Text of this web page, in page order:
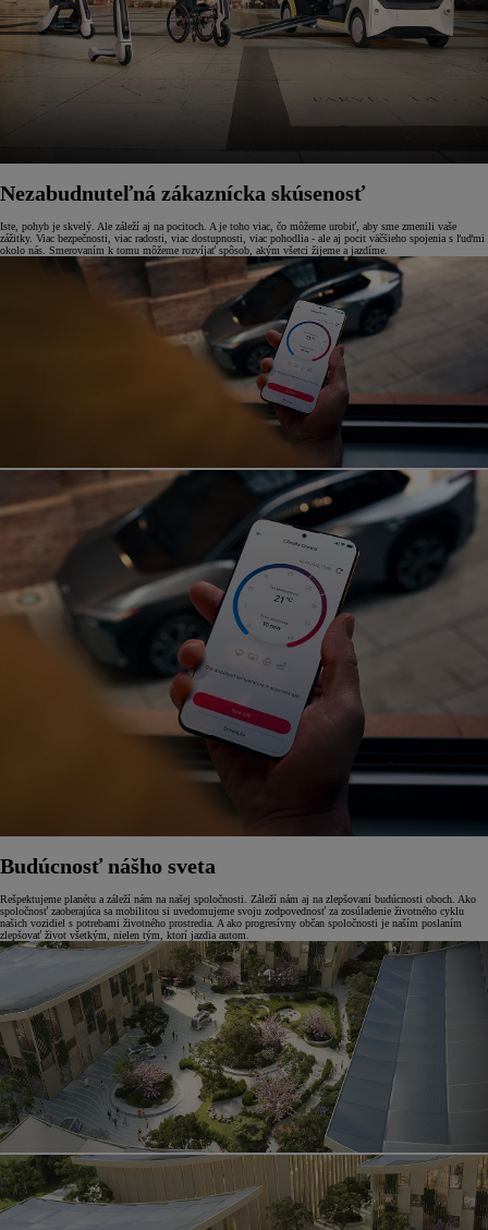
Nezabudnuteľná zákaznícka skúsenosť
Iste, pohyb je skvelý. Ale záleží aj na pocitoch. A je toho viac, čo môžeme urobiť, aby sme zmenili vaše
zážitky. Viac bezpečnosti, viac radosti, viac dostupnosti, viac pohodlia - ale aj pocit väčšieho spojenia s ľuďmi
okolo nás. Smerovaním k tomu môžeme rozvíjať spôsob, akým všetci žijeme a jazdíme.
Budúcnosť nášho sveta
Rešpektujeme planétu a záleží nám na našej spoločnosti. Záleží nám aj na zlepšovaní budúcnosti oboch. Ako
spoločnosť zaoberajúca sa mobilitou si uvedomujeme svoju zodpovednosť za zosúladenie životného cyklu
našich vozidiel s potrebami životného prostredia. A ako progresívny občan spoločnosti je naším poslaním
zlepšovať život všetkým, nielen tým, ktorí jazdia autom.